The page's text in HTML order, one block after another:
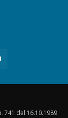
741 del 16.10.1989